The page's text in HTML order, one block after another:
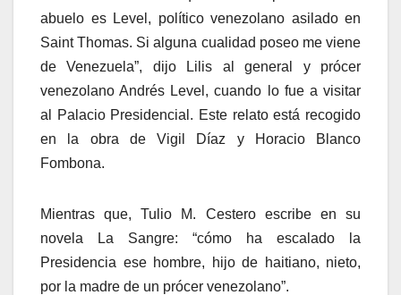
abuelo es Level, político venezolano asilado en
Saint Thomas. Si alguna cualidad poseo me viene
de Venezuela”, dijo Lilis al general y prócer
venezolano Andrés Level, cuando lo fue a visitar
al Palacio Presidencial. Este relato está recogido
en la obra de Vigil Díaz y Horacio Blanco
Fombona.
Mientras que, Tulio M. Cestero escribe en su
novela La Sangre: “cómo ha escalado la
Presidencia ese hombre, hijo de haitiano, nieto,
por la madre de un prócer venezolano”.